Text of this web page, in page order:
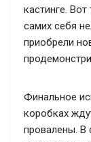
кастинге.
самих себя
приобрели
Финальное
коробках
провалены. В